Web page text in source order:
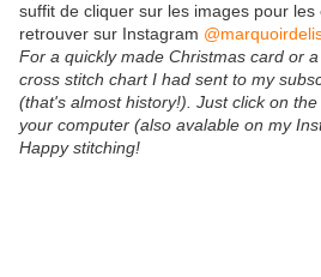
suffit de cliquer sur les images pour
retrouver sur Instagram
For a quickly made Christmas card or
cross stitch chart I had sent to my
(that's almost history!). Just click on
your computer (also avalable on my
Happy stitching!